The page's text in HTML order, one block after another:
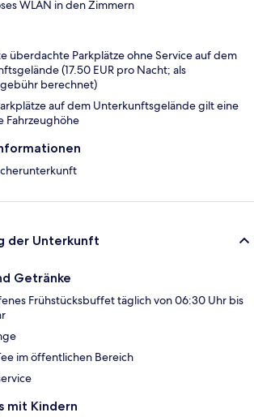
WLAN in den Zimmern
überdachte Parkplätze ohne Service auf dem
(17.50 EUR pro Nacht; als
berechnet)
auf dem Unterkunftsgelände gilt eine
Fahrzeughöhe
der Unterkunft
Getränke
Frühstücksbuffet täglich von 06:30 Uhr bis
im öffentlichen Bereich
mit Kindern